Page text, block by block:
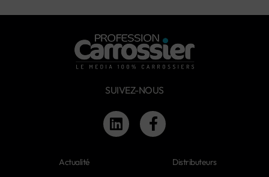
SUIVEZ-NOUS
Actualité
Distributeurs